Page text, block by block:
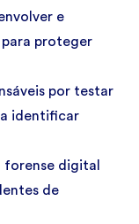
e
proteger
por testar
identificar
forense digital
de